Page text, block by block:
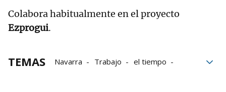
Colabora habitualmente en el proyecto
Ezprogui.
TEMAS Navarra Trabajo
el tiempo